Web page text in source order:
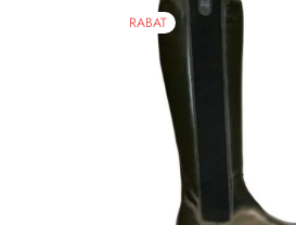
RABAT